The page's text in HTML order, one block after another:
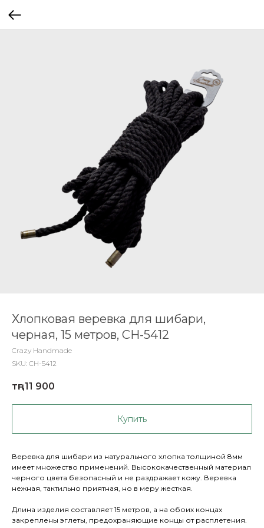
Хлопковая веревка для шибари,
черная, 15 метров, CH-5412
Crazy Handmade
SKU: CH-5412
тңг.11 900
Купить
Веревка для шибари из натурального хлопка толщиной 8мм
имеет множество применений. Высококачественный материал
черного цвета безопасный и не раздражает кожу. Веревка
нежная, тактильно приятная, но в меру жесткая.
Длина изделия составляет 15 метров, а на обоих концах
закреплены эглеты, предохраняющие концы от расплетения.